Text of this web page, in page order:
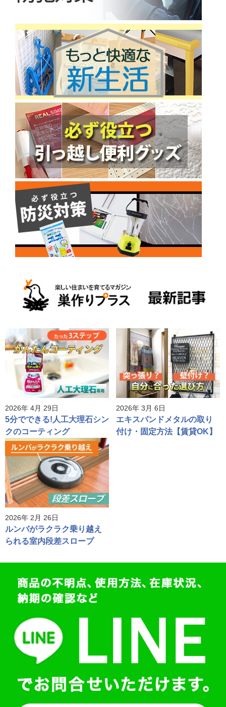
2026年 4月 29日
5分でできる!人工大理石シン
クのコーティング
2026年 3月 6日
エキスパンドメタルの取り
付け・固定方法【賃貸OK】
2026年 2月 26日
ルンバがラクラク乗り越え
られる室内段差スロープ